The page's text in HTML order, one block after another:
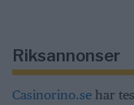
Riksannonser
Casinorino.se har